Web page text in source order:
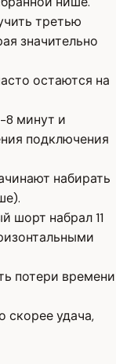
третью
значительно
остаются на
8 минут и
подключения
набирать
шорт набрал 11
потери времени
скорее удача,